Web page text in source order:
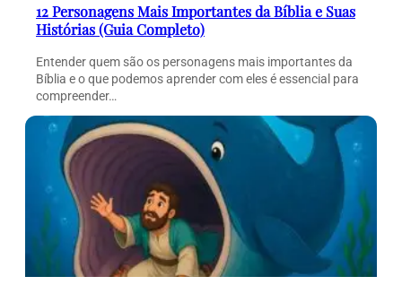
12 Personagens Mais Importantes da Bíblia e Suas
Histórias (Guia Completo)
Entender quem são os personagens mais importantes da
Bíblia e o que podemos aprender com eles é essencial para
compreender…